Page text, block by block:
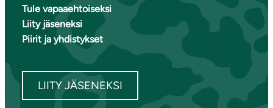
Tule vapaaehtoiseksi
Liity jäseneksi
Piirit ja yhdistykset
LIITY JÄSENEKSI